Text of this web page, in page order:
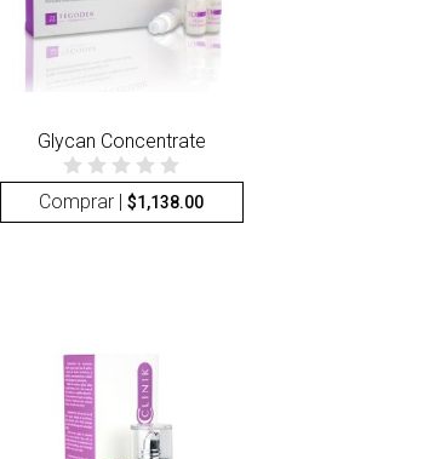
Glycan Concentrate
Comprar |$1,138.00